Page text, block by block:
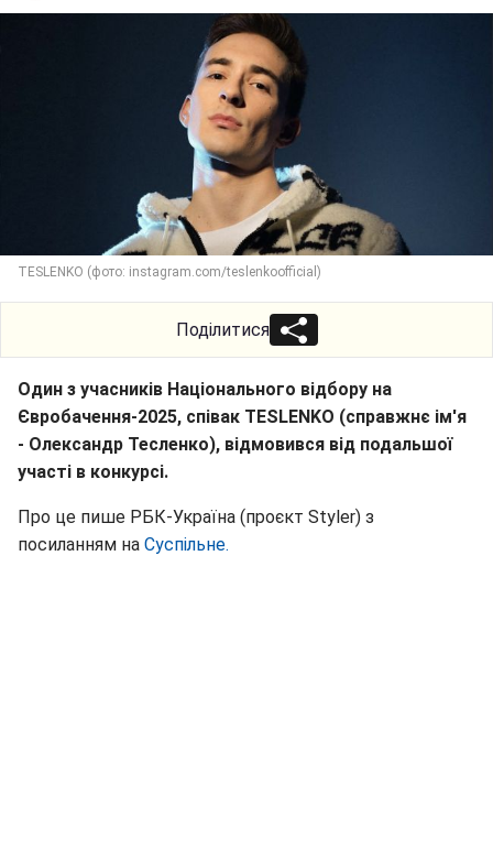
TESLENKO (фото: instagram.com/teslenkoofficial)
Поділитися
Один з учасників Національного відбору на
Євробачення-2025, співак TESLENKO (справжнє ім'я
- Олександр Тесленко), відмовився від подальшої
участі в конкурсі.
Про це пише РБК-Україна (проєкт Styler) з
посиланням на Суспільне.